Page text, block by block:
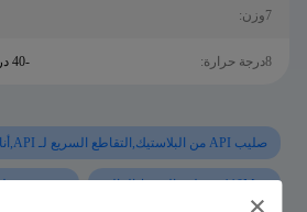
7وزن:
8درجة حرارة: -40 درجة مئوية - + 100 درجة مئوية
صليب API من البلاستيك,التقاطع السريع لـ API,أنابيب الخيوط وربط الغلاف
110Mpa خرطوم الضغط العالي معرف خرطوم